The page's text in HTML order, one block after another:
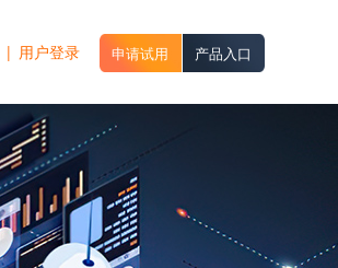
| 用户登录 申请试用 产品入口